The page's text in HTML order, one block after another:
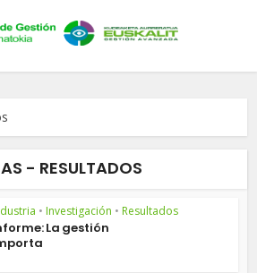
- RESULTADOS
• Investigación • Resultados
La gestión